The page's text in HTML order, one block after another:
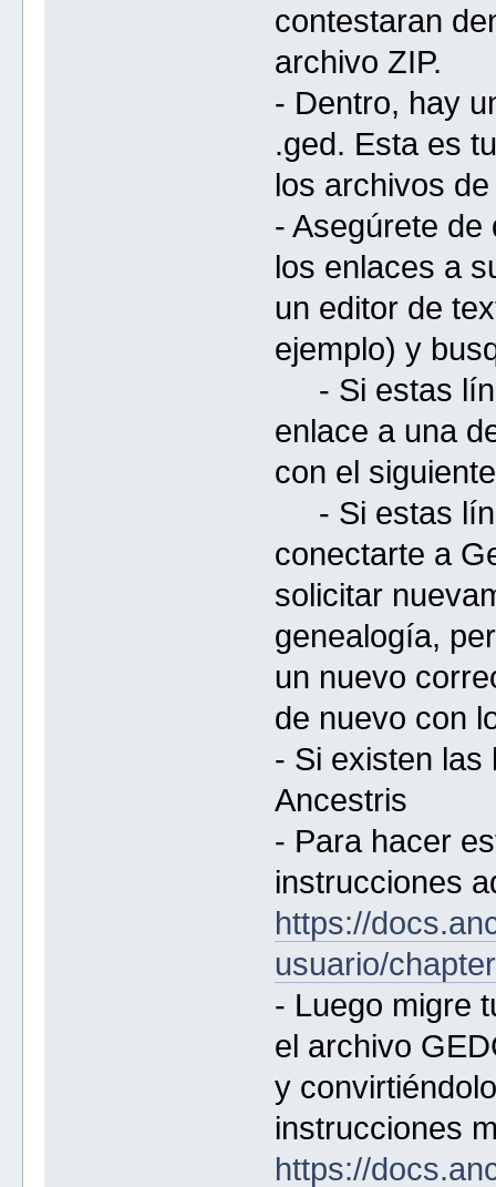
contestaran
archivo ZIP.
- Dentro, hay
.ged. Esta es
los archivos
- Asegúrete
los enlaces a
un editor de
ejemplo) y
- Si estas
enlace a una
con el
- Si estas
conectarte a
solicitar
genealogía,
un nuevo
de nuevo con
- Si existen las
Ancestris
- Para hacer
instrucciones
https://
usuario/
- Luego migre
el archivo
y
instrucciones
https://